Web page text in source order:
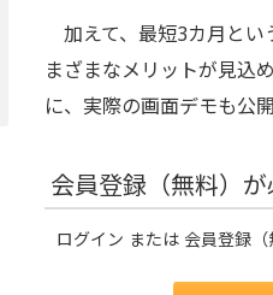
加えて、最短3カ月とい
まざまなメリットが見込
に、実際の画面デモも公
会員登録（無料）
ログイン または 会員登録（